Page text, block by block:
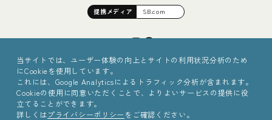
提携メディア SB.com
当サイトでは、ユーザー体験の向上とサイトの利用状況分析のため
にCookieを使用しています。
これには、Google Analyticsによるトラフィック分析が含まれます。
Cookieの使用に同意いただくことで、よりよいサービスの提供に役
立てることができます。
詳しくはプライバシーポリシー をご確認ください。